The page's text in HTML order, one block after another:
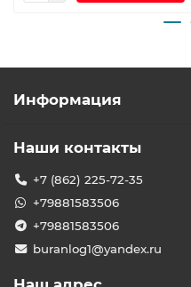
Информация
Наши контакты
+7 (862) 225-72-35
+79881583506
+79881583506
buranlog1@yandex.ru